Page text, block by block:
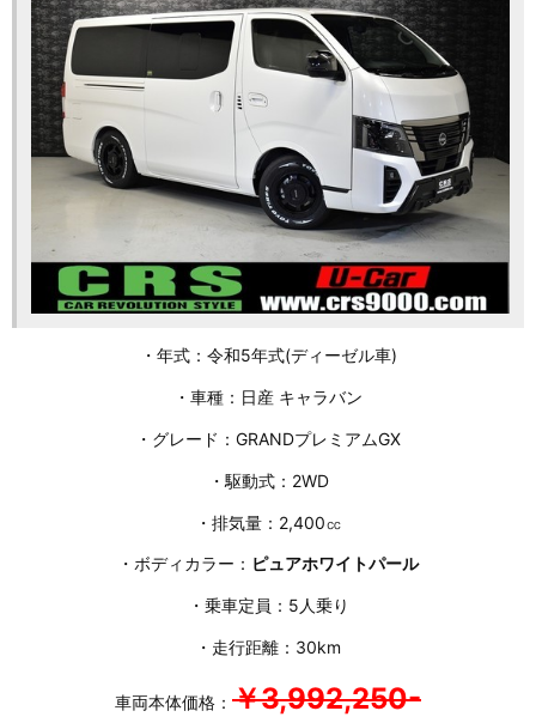
・年式：令和5年式(ディーゼル車)
・車種：日産 キャラバン
・グレード：GRANDプレミアムGX
・駆動式：2WD
・排気量：2,400㏄
・ボディカラー： ピュアホワイトパール
・乗車定員：5人乗り
・走行距離：30km
車両本体価格： ￥3,992,250-